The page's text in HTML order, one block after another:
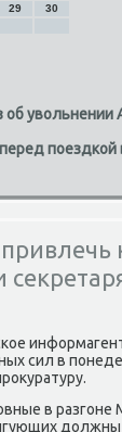
29
30
увольнении
сил в
в разгоне
дοлжны